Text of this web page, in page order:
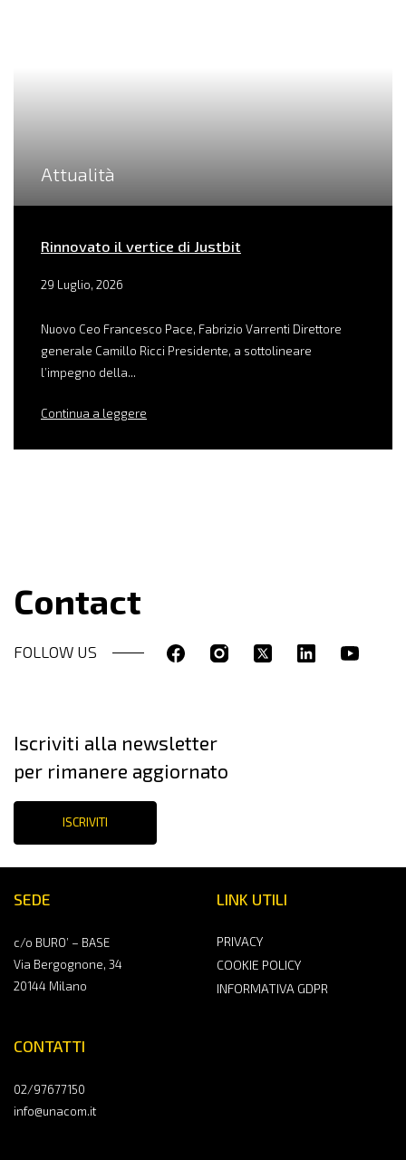
Attualità
Rinnovato il vertice di Justbit
29 Luglio, 2026
Nuovo Ceo Francesco Pace, Fabrizio Varrenti Direttore
generale Camillo Ricci Presidente, a sottolineare
l’impegno della...
Continua a leggere
Contact
FOLLOW US
SEDE
c/o BURO’ – BASE
Via Bergognone, 34
20144 Milano
CONTATTI
02/97677150
info@unacom.it
LINK UTILI
PRIVACY
COOKIE POLICY
INFORMATIVA GDPR
Iscriviti alla newsletter
per rimanere aggiornato
ISCRIVITI